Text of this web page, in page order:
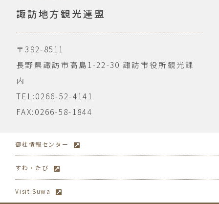
諏訪地方観光連盟
〒392-8511
長野県諏訪市高島1-22-30 諏訪市役所観光課
内
TEL:0266-52-4141
FAX:0266-58-1844
御柱情報センター
すわ・たび
Visit Suwa